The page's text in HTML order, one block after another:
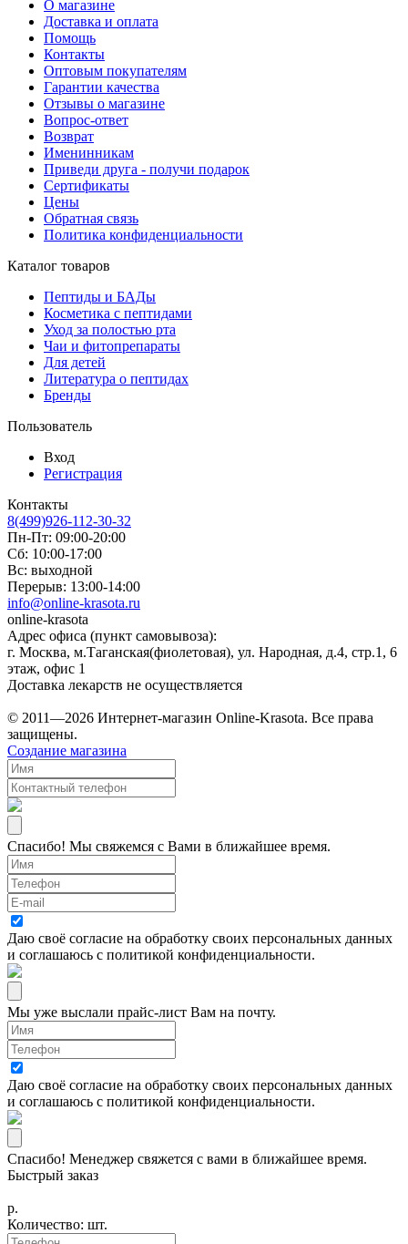
О магазине
Доставка и оплата
Помощь
Контакты
Оптовым покупателям
Гарантии качества
Отзывы о магазине
Вопрос-ответ
Возврат
Именинникам
Приведи друга - получи подарок
Сертификаты
Цены
Обратная связь
Политика конфиденциальности
Каталог товаров
Пептиды и БАДы
Косметика с пептидами
Уход за полостью рта
Чаи и фитопрепараты
Для детей
Литература о пептидах
Бренды
Пользователь
Вход
Регистрация
Контакты
8(499)926-112-30-32
Пн-Пт: 09:00-20:00
Сб: 10:00-17:00
Вс: выходной
Перерыв: 13:00-14:00
info@online-krasota.ru
online-krasota
Адрес офиса (пункт самовывоза):
г. Москва, м.Таганская(фиолетовая), ул. Народная, д.4, стр.1, 6
этаж, офис 1
Доставка лекарств не осуществляется
© 2011—2026 Интернет-магазин Online-Krasota. Все права
защищены.
Создание магазина
Спасибо! Мы свяжемся с Вами в ближайшее время.
Даю своё согласие на обработку своих персональных данных
и соглашаюсь с политикой конфиденциальности.
Мы уже выслали прайс-лист Вам на почту.
Даю своё согласие на обработку своих персональных данных
и соглашаюсь с политикой конфиденциальности.
Спасибо! Менеджер свяжется с вами в ближайшее время.
Быстрый заказ
р.
Количество: шт.